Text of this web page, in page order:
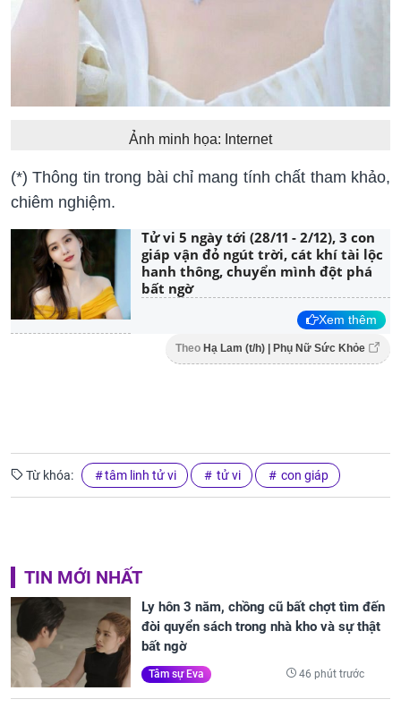
Ảnh minh họa: Internet
(*) Thông tin trong bài chỉ mang tính chất tham khảo,
chiêm nghiệm.
Tử vi 5 ngày tới (28/11 - 2/12), 3 con
giáp vận đỏ ngút trời, cát khí tài lộc
hanh thông, chuyển mình đột phá
bất ngờ
Xem thêm
Theo Hạ Lam (t/h) | Phụ Nữ Sức Khỏe
Từ khóa: tâm linh tử vi tử vi con giáp
TIN MỚI NHẤT
Ly hôn 3 năm, chồng cũ bất chợt tìm đến
đòi quyển sách trong nhà kho và sự thật
bất ngờ
Tâm sự Eva 46 phút trước